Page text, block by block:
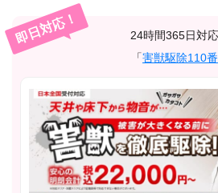
即日対応！
24時間365日対応
「害獣駆除110番